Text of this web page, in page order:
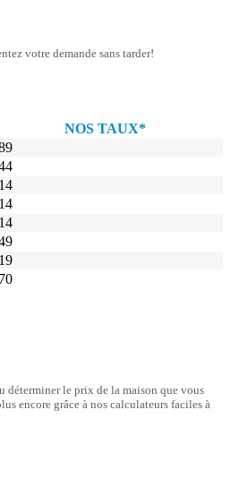
votre demande sans tarder!
NOS TAUX*
déterminer le prix de la maison que vous
encore grâce à nos calculateurs faciles à